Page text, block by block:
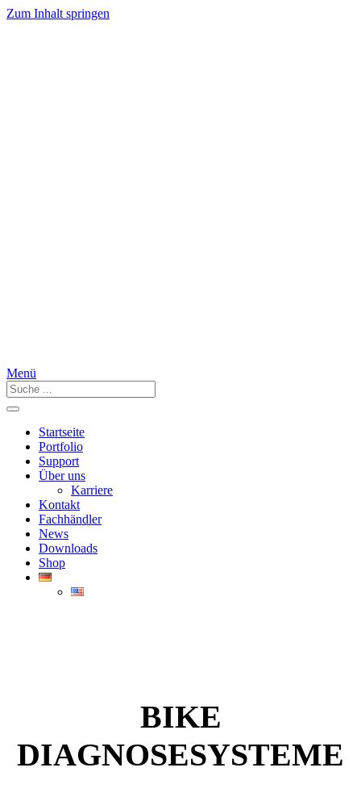
Zum Inhalt springen
Menü
Startseite
Portfolio
Support
Über uns
Karriere
Kontakt
Fachhändler
News
Downloads
Shop
BIKE
DIAGNOSESYSTEME